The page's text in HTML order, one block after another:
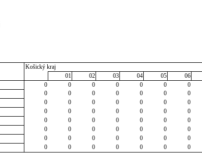
Košický kraj
01
02 03 04 05 06
0 0 0 0 0 0 0
0 0 0 0 0 0 0
0 0 0 0 0 0 0
0 0 0 0 0 0 0
0 0 0 0 0 0 0
0 0 0 0 0 0 0
0 0 0 0 0 0 0
0 0 0 0 0 0 0